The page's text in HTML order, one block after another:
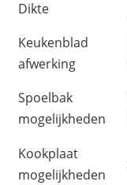
Dikte
Keukenblad
afwerking
Spoelbak
mogelijkheden
Kookplaat
mogelijkheden